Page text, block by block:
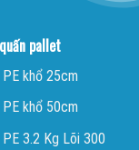
pallet
PE khổ 25cm
PE khổ 50cm
PE 3.2 Kg Lõi 300